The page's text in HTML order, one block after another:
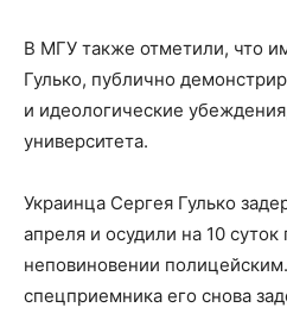
В МГУ также отметили, что
Гулько, публично
и идеологические
университета.
Украинца Сергея Гулько
апреля и осудили на 10 суток
неповиновении
спецприемника его снова